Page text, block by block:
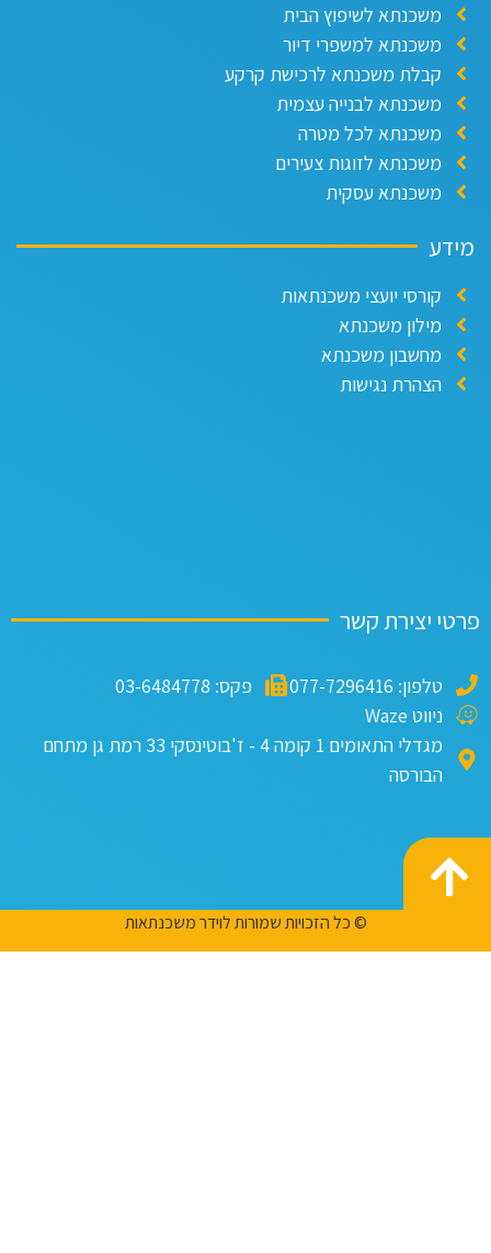
משכנתא לשיפוץ הבית
משכנתא למשפרי דיור
קבלת משכנתא לרכישת קרקע
משכנתא לבנייה עצמית
משכנתא לכל מטרה
משכנתא לזוגות צעירים
משכנתא עסקית
קורסי יועצי משכנתאות
מילון משכנתא
מחשבון משכנתא
הצהרת נגישות
יצירת קשר
טלפון: 077-7296416
פקס: 03-6484778
ניווט Waze
מגדלי התאומים 1 קומה 4 - ז'בוטינסקי 33 רמת גן מתחם
הבורסה
© כל הזכויות שמורות לוידר משכנתאות